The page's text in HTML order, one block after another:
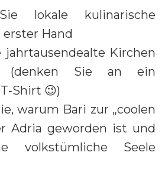
lokale kulinarische
Hand
Kirchen
(denken Sie an ein
😉)
warum Bari zur „coolen
Adria geworden ist und
volkstümliche Seele